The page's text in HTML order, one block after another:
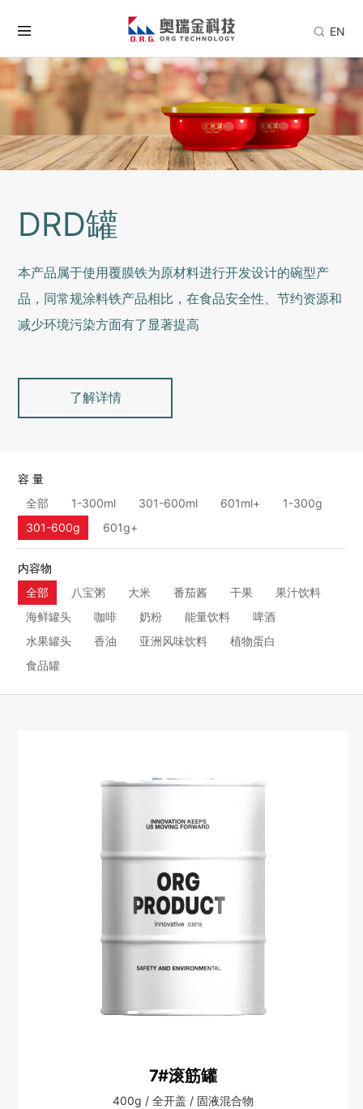
EN
DRD罐
本产品属于使用覆膜铁为原材料进行开发设计的碗型产
品，同常规涂料铁产品相比，在食品安全性、节约资源和
减少环境污染方面有了显著提高
了解详情
容 量
全部
1-300ml 301-600ml 601ml+
1-300g
301-600g
601g+
内容物
全部
八宝粥 大米 番茄酱 干果
果汁饮料
海鲜罐头
咖啡 奶粉 能量饮料
啤酒
水果罐头
香油 亚洲风味饮料
植物蛋白
食品罐
7#滚筋罐
400g / 全开盖 / 固液混合物